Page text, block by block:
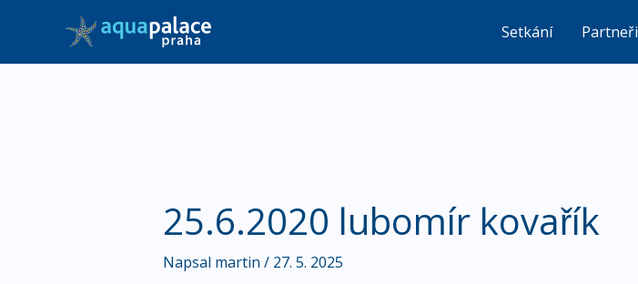
obsah
Setkání Partneři
25.6.2020 lubomír kovařík
Napsal martin / 27. 5. 2025